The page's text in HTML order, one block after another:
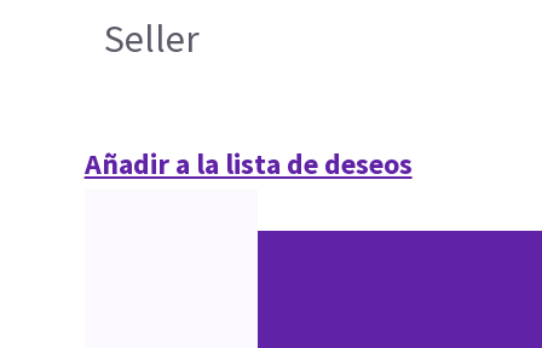
Seller
Añadir a la lista de deseos